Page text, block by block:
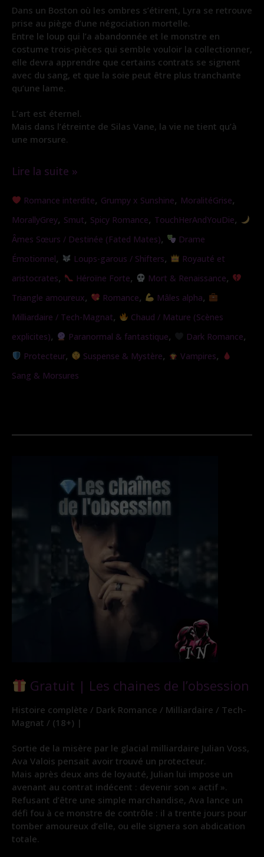
Dans un Boston où les ombres s’étirent, Lyra se retrouve
prise au piège d’une négociation mortelle.
Entre le loup qui l’a abandonnée et le monstre en
costume trois-pièces qui semble vouloir la collectionner,
elle devra apprendre que certains contrats se signent
avec du sang, et que la soie peut être plus tranchante
qu’une lame.
L’art est éternel.
Mais dans l’étreinte de Silas Vane, la vie ne tient qu’à
une morsure.
Lire la suite »
Romance interdite, Grumpy x Sunshine, MoralitéGrise,
MorallyGrey, Smut, Spicy Romance, TouchHerAndYouDie,
Âmes Sœurs / Destinée (Fated Mates),
Drame
Émotionnel, Loups-garous / Shifters,
Royauté et
aristocrates, Héroïne Forte, Mort & Renaissance,
Triangle amoureux, Romance, Mâles alpha,
Milliardaire / Tech-Magnat,
Chaud / Mature (Scènes
explicites), Paranormal & fantastique, Dark Romance,
Protecteur, Suspense & Mystère, Vampires,
Sang & Morsures
Gratuit | Les chaines de l’obsession
Histoire complète / Dark Romance / Milliardaire / Tech-
Magnat / (18+) |
Sortie de la misère par le glacial milliardaire Julian Voss,
Ava Valois pensait avoir trouvé un protecteur.
Mais après deux ans de loyauté, Julian lui impose un
avenant au contrat indécent : devenir son « actif ».
Refusant d’être une simple marchandise, Ava lance un
défi fou à ce monstre de contrôle : il a trente jours pour
tomber amoureux d’elle, ou elle signera son abdication
totale.